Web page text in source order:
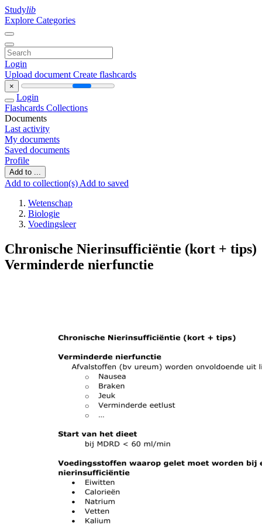
Studylib
Explore Categories
Login
Upload document Create flashcards
×
Login
Flashcards Collections
Documents
Last activity
My documents
Saved documents
Profile
Add to ...
Add to collection(s) Add to saved
Wetenschap
Biologie
Voedingsleer
Chronische Nierinsufficiëntie (kort + tips)
Verminderde nierfunctie